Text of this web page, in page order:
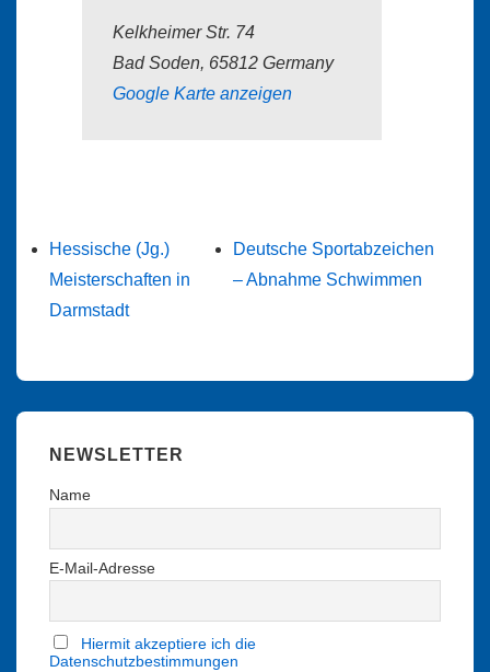
Kelkheimer Str. 74
Bad Soden, 65812 Germany
Google Karte anzeigen
Hessische (Jg.)
Meisterschaften in
Darmstadt
Deutsche Sportabzeichen
– Abnahme Schwimmen
NEWSLETTER
Name
E-Mail-Adresse
Hiermit akzeptiere ich die
Datenschutzbestimmungen